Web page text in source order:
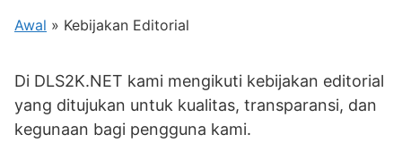
Awal » Kebijakan Editorial
Di DLS2K.NET kami mengikuti kebijakan editorial
yang ditujukan untuk kualitas, transparansi, dan
kegunaan bagi pengguna kami.